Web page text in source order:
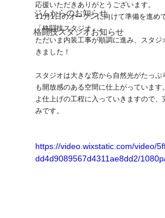
ジムからのお知らせ
格闘技スタジオお知らせ
応援いただきありがとうございます。
11月1日のオープンに向けて準備を進め
「格闘技スタジオ」。
ただいま内装工事が順調に進み、スタジ
きました！
スタジオは大きな窓から自然光がたっぷ
も開放感のある空間に仕上がっています
よ仕上げの工程に入っていきますので、
みです。
https://video.wixstatic.com/video/
dd4d9089567d4311ae8dd2/